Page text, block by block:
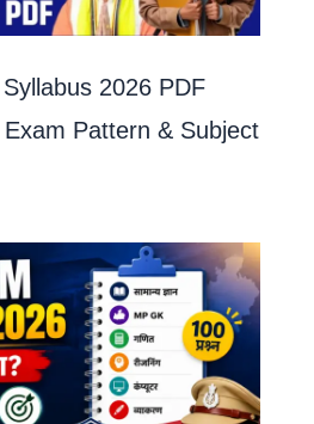
2026 PDF
Pattern & Subject